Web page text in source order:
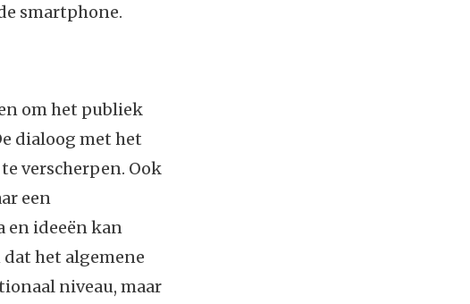
smartphone.
om het publiek
dialoog met het
verscherpen. Ook
een
en ideeën kan
het algemene
niveau, maar